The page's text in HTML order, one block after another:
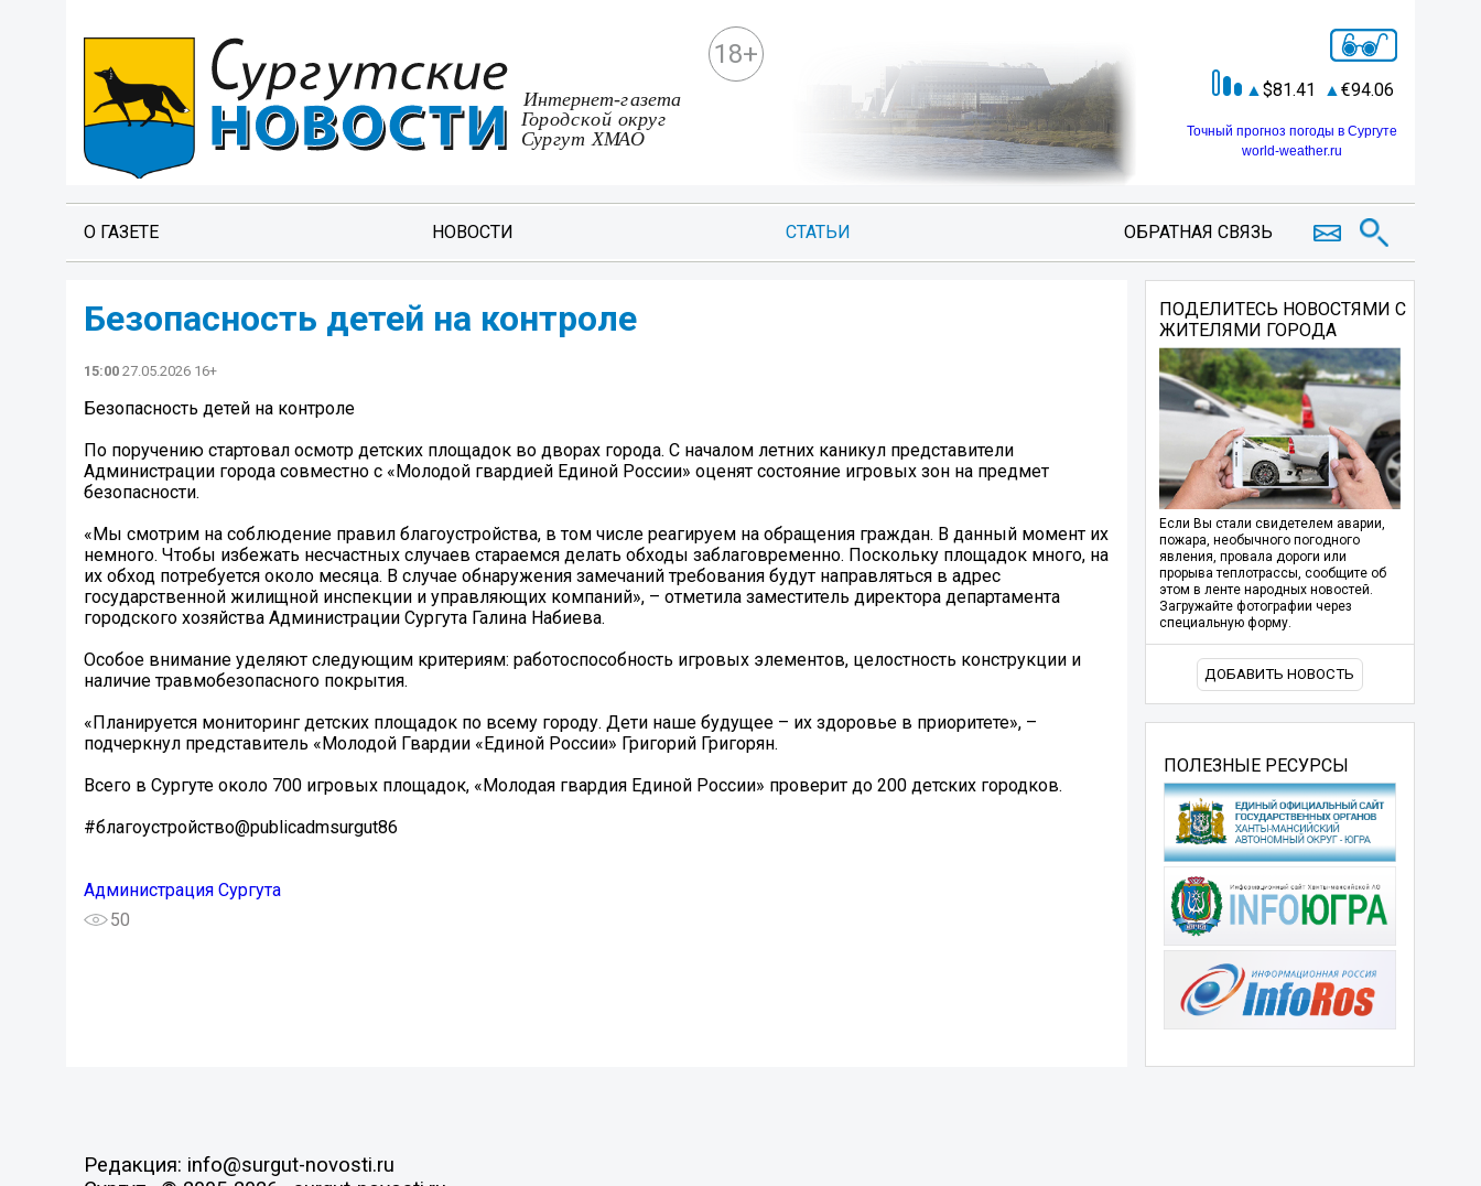
18+
81.41 94.06
Точный прогноз погоды в Сургуте
world-weather.ru
О ГАЗЕТЕ НОВОСТИ СТАТЬИ ОБРАТНАЯ СВЯЗЬ
Безопасность детей на контроле
15:00 27.05.2026 16+
Безопасность детей на контроле
По поручению стартовал осмотр детских площадок во дворах города. С началом летних каникул представители
Администрации города совместно с «Молодой гвардией Единой России» оценят состояние игровых зон на предмет
безопасности.
«Мы смотрим на соблюдение правил благоустройства, в том числе реагируем на обращения граждан. В данный момент их
немного. Чтобы избежать несчастных случаев стараемся делать обходы заблаговременно. Поскольку площадок много, на
их обход потребуется около месяца. В случае обнаружения замечаний требования будут направляться в адрес
государственной жилищной инспекции и управляющих компаний», – отметила заместитель директора департамента
городского хозяйства Администрации Сургута Галина Набиева.
Особое внимание уделяют следующим критериям: работоспособность игровых элементов, целостность конструкции и
наличие травмобезопасного покрытия.
«Планируется мониторинг детских площадок по всему городу. Дети наше будущее – их здоровье в приоритете», –
подчеркнул представитель «Молодой Гвардии «Единой России» Григорий Григорян.
Всего в Сургуте около 700 игровых площадок, «Молодая гвардия Единой России» проверит до 200 детских городков.
#благоустройство@publicadmsurgut86
Администрация Сургута
50
ПОДЕЛИТЕСЬ НОВОСТЯМИ С
ЖИТЕЛЯМИ ГОРОДА
Если Вы стали свидетелем аварии,
пожара, необычного погодного
явления, провала дороги или
прорыва теплотрассы, сообщите об
этом в ленте народных новостей.
Загружайте фотографии через
специальную форму.
ДОБАВИТЬ НОВОСТЬ
ПОЛЕЗНЫЕ РЕСУРСЫ
Редакция: info@surgut-novosti.ru